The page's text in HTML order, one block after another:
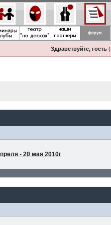
Здравствуйте, гость(
- 20 мая 2010г